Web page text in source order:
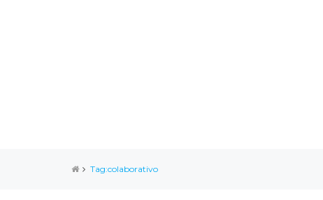
Tag:colaborativo